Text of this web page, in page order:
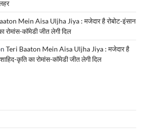
Mein Aisa Uljha Jiya : मजेदार है रोबोट-इंसान
रोमांस-कॉमेडी जीत लेगी दिल
Teri Baaton Mein Aisa Uljha Jiya : मजेदार है
कृति का रोमांस-कॉमेडी जीत लेगी दिल